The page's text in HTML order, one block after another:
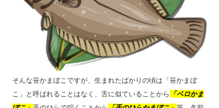
そんな笹かまぼこですが、生まれたばかりの頃は「笹かまぼ
こ」と呼ばれることはなく、舌に似ていることから
「ベロかま